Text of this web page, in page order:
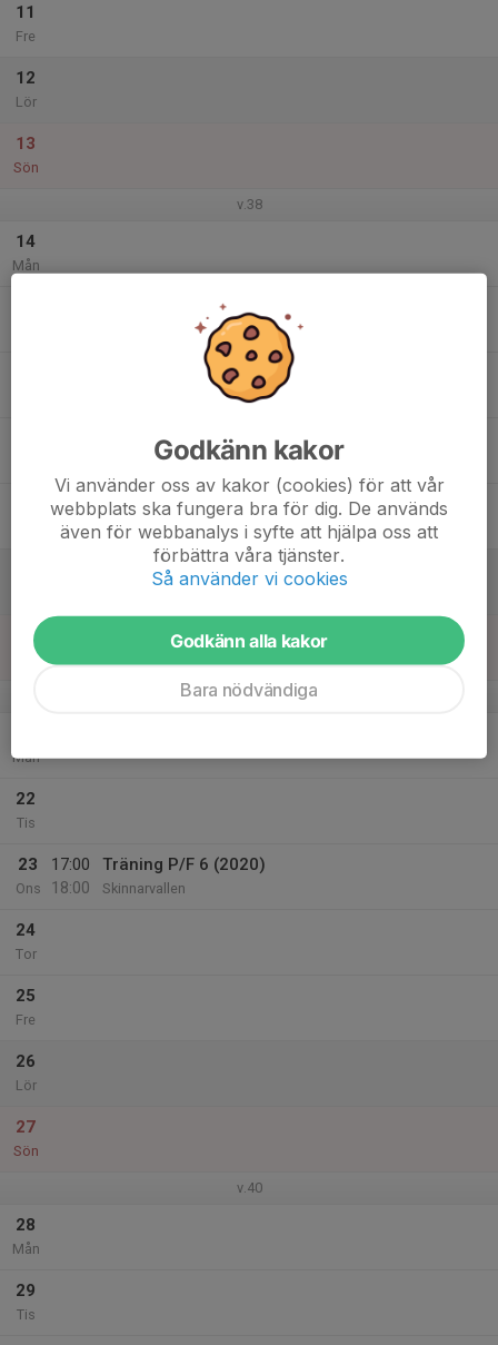
11
Fre
12
Lör
13
Sön
v.38
14
Mån
Träning P/F 6 (2020)
20
Sön
v.39
Mån
22
Tis
23
Ons
17:00
18:00
Träning P/F 6 (2020)
Skinnarvallen
24
Tor
25
Fre
26
Lör
27
Sön
v.40
28
Mån
29
Tis
Godkänn kakor
Vi använder oss av kakor (cookies) för att vår
webbplats ska fungera bra för dig. De används
även för webbanalys i syfte att hjälpa oss att
förbättra våra tjänster.
Så använder vi cookies
Godkänn alla kakor
Bara nödvändiga